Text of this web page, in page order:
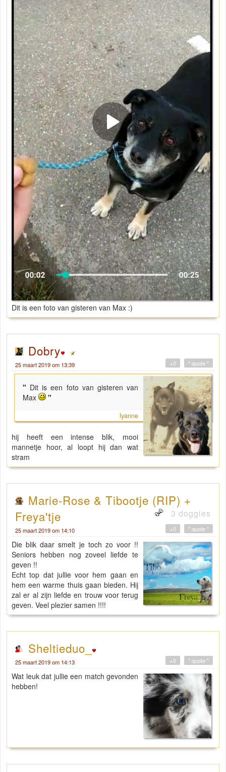
Dit is een foto van gisteren van Max :)
Dobry
25 maart 2019 om 13:39 " quote "
+0
" Dit is een foto van gisteren van
Max
"
lyanne
hij heeft een intense blik, mooi
mannetje hoor, al loopt hij dan wat
stram
Marie-Rose & Tibootje (RIP) +
Freya'tje
3 doggies
25 maart 2019 om 14:10 " quote "
+0
Die blik daar smelt je toch zo voor !!
Seniors hebben nog zoveel liefde te
geven !!
Echt top dat jullie voor hem gaan en
hem een warme thuis gaan bieden. Hij
zal er al zijn liefde en trouw voor terug
geven. Veel plezier samen !!!!
Sheltieduo_
25 maart 2019 om 14:13 " quote "
+0
Wat leuk dat jullie een match gevonden
hebben!